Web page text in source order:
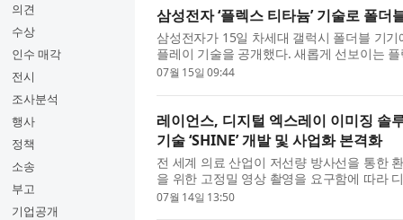
의견
수상
인수 매각
전시
조사분석
행사
정책
소송
부고
기업공개
삼성전자 ‘플렉스 티타늄’ 기술로 폴
삼성전자가 15일 차세대 갤럭시 폴더블 기
플레이 기술을 공개했다. 새롭게 선보이는
걸쳐 축적해 온 폴더블 혁신 노하우의 집약
07월 15일 09:44
레이언스, 디지털 엑스레이 이미징 솔
기술 ‘SHINE’ 개발 및 사업화 본격화
전 세계 의료 산업이 저선량 방사선을 통한
을 위한 고정밀 영상 촬영을 요구함에 따라
필요성이 그 어느 때보다 중요해졌다. 이에
07월 14일 13:50